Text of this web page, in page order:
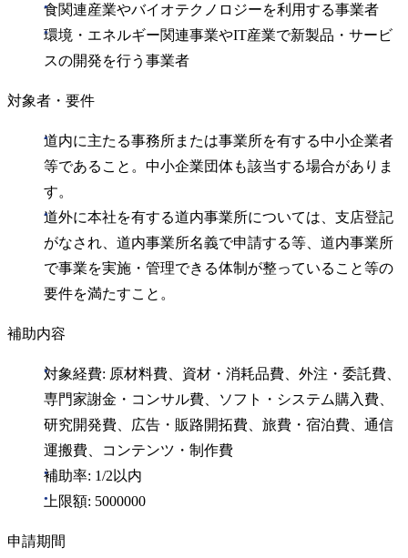
食関連産業やバイオテクノロジーを利用する事業者
環境・エネルギー関連事業やIT産業で新製品・サービ
スの開発を行う事業者
対象者・要件
道内に主たる事務所または事業所を有する中小企業者
等であること。中小企業団体も該当する場合がありま
す。
道外に本社を有する道内事業所については、支店登記
がなされ、道内事業所名義で申請する等、道内事業所
で事業を実施・管理できる体制が整っていること等の
要件を満たすこと。
補助内容
対象経費: 原材料費、資材・消耗品費、外注・委託費、
専門家謝金・コンサル費、ソフト・システム購入費、
研究開発費、広告・販路開拓費、旅費・宿泊費、通信
運搬費、コンテンツ・制作費
補助率: 1/2以内
上限額: 5000000
申請期間